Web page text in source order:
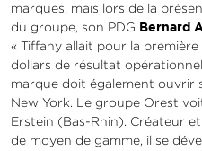
marques, mais lors de la
du groupe, son PDG Bernard
« Tiffany allait pour la
dollars de résultat
marque doit également ouvrir
New York. Le groupe Orest
Erstein (Bas-Rhin). Créateur
de moyen de gamme, il se